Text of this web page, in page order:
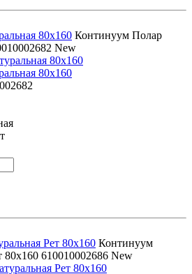
80x160 Континуум Полар
New
80x160
Рет 80x160 Континуум
80x160 610010002686 New